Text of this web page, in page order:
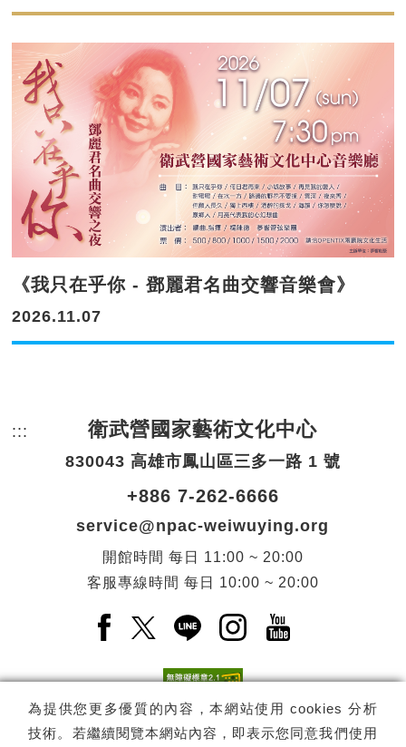
《我只在乎你 - 鄧麗君名曲交響音樂會》
2026.11.07
為提供您更多優質的內容，本網站使用 cookies 分析
技術。若繼續閱覽本網站內容，即表示您同意我們使用
::: 頁尾網站資訊。
衛武營國家藝術文化中心
830043 高雄市鳳山區三多一路 1 號
+886 7-262-6666
service@npac-weiwuying.org
開館時間 每日
11:00 ~ 20:00
客服專線時間 每日 10:00 ~ 20:00
Facebook(另開新視窗)
X(另開新視窗)
LINE(另開新視窗)
Instagram(另開新視
YouTube(另開
電子報訂閱 訂閱